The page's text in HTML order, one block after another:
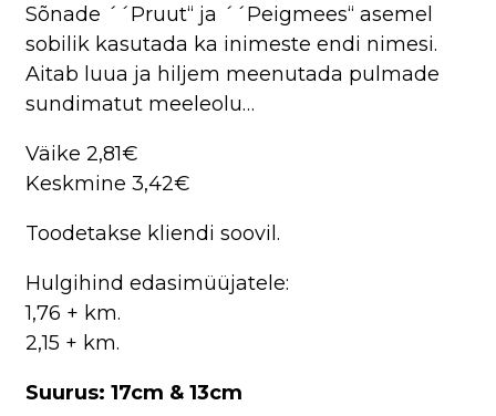
Sõnade ´´Pruut“ ja ´´Peigmees“ asemel
sobilik kasutada ka inimeste endi nimesi.
Aitab luua ja hiljem meenutada pulmade
sundimatut meeleolu…
Väike 2,81€
Keskmine 3,42€
Toodetakse kliendi soovil.
Hulgihind edasimüüjatele:
1,76 + km.
2,15 + km.
Suurus: 17cm & 13cm